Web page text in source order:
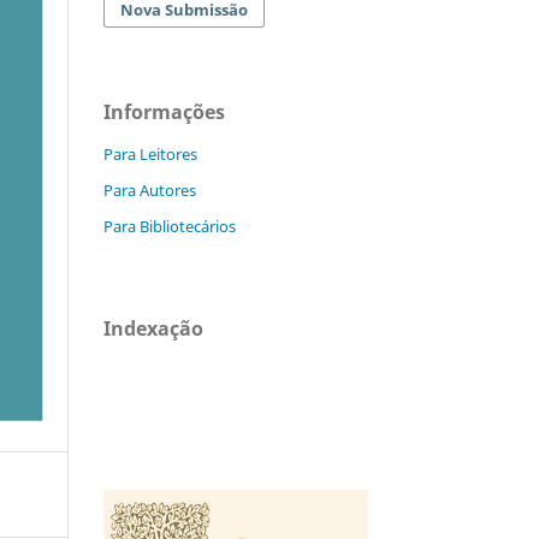
Nova Submissão
Informações
Para Leitores
Para Autores
Para Bibliotecários
Indexação